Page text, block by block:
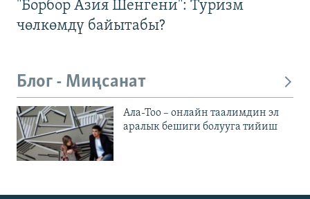
"Борбор Азия Шенгени": Туризм
чөлкөмдү байытабы?
Блог - Миңсанат
Ала-Тоо – онлайн таалимдин эл
аралык бешиги болууга тийиш